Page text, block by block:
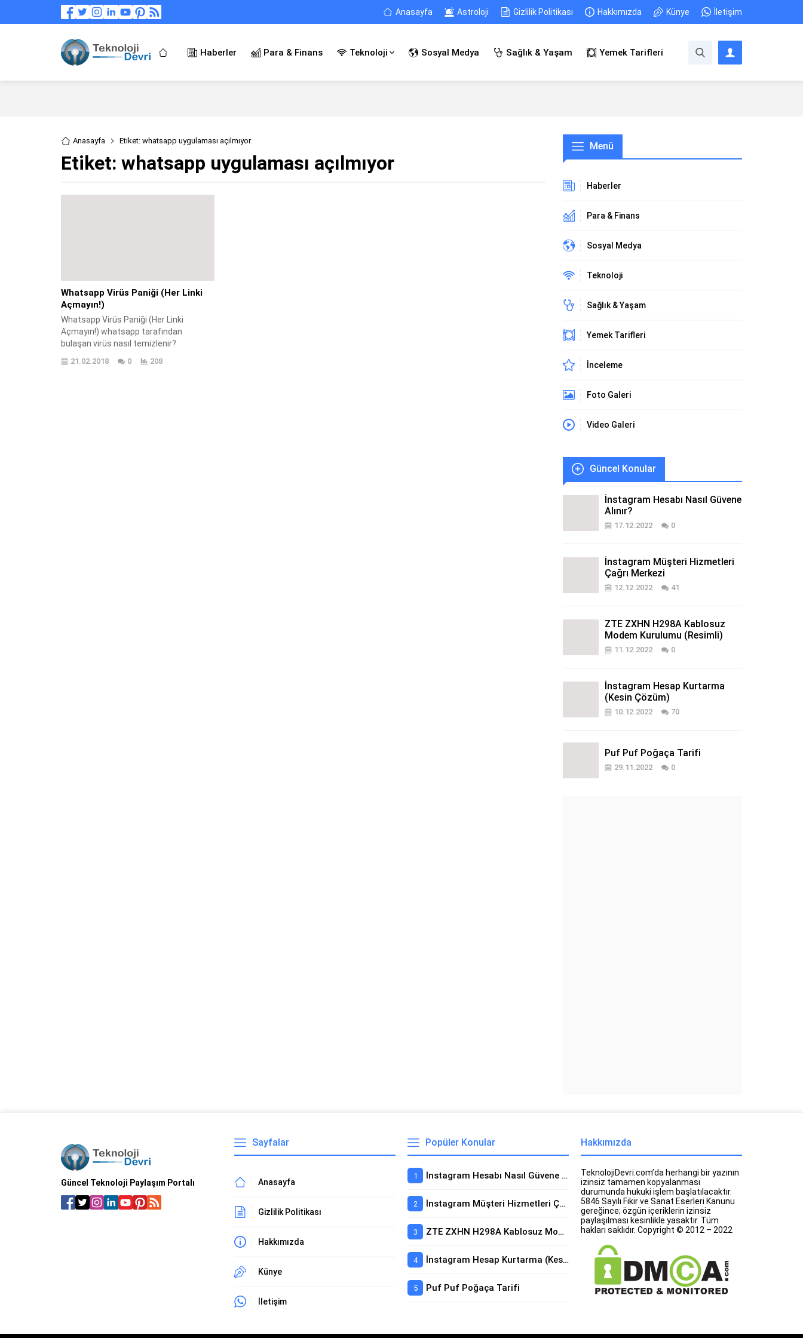
Anasayfa Astroloji Gizlilik Politikası Hakkımızda Künye İletişim
Haberler Para & Finans Teknoloji Sosyal Medya Sağlık & Yaşam Yemek Tarifleri
Anasayfa Etiket: whatsapp uygulaması açılmıyor
Etiket: whatsapp uygulaması açılmıyor
Whatsapp Virüs Paniği (Her Linki
Açmayın!)
Whatsapp Virüs Paniği (Her Linki
Açmayın!) whatsapp tarafından
bulaşan virüs nasıl temizlenir?
Whatsapp uygulamasında gelen desen
mesajına tıkladım telefonum açılmıyor?
21.02.2018 0 208
Menü
Haberler
Para & Finans
Sosyal Medya
Teknoloji
Sağlık & Yaşam
Yemek Tarifleri
İnceleme
Foto Galeri
Video Galeri
Güncel Konular
İnstagram Hesabı Nasıl Güvene
Alınır?
17.12.2022 0
İnstagram Müşteri Hizmetleri
Çağrı Merkezi
12.12.2022 41
ZTE ZXHN H298A Kablosuz
Modem Kurulumu (Resimli)
11.12.2022 0
İnstagram Hesap Kurtarma
(Kesin Çözüm)
10.12.2022 70
Puf Puf Poğaça Tarifi
29.11.2022 0
Güncel Teknoloji Paylaşım Portalı
Sayfalar
Anasayfa
Gizlilik Politikası
Hakkımızda
Künye
İletişim
Popüler Konular
İnstagram Hesabı Nasıl Güvene Alınır?
İnstagram Müşteri Hizmetleri Çağrı Merkezi
ZTE ZXHN H298A Kablosuz Modem Kurulumu (Resimli)
İnstagram Hesap Kurtarma (Kesin Çözüm)
Puf Puf Poğaça Tarifi
Hakkımızda
TeknolojiDevri.com’da herhangi bir yazının
izinsiz tamamen kopyalanması
durumunda hukuki işlem başlatılacaktır.
5846 Sayılı Fikir ve Sanat Eserleri Kanunu
gereğince; özgün içeriklerin izinsiz
paylaşılması kesinlikle yasaktır. Tüm
hakları saklıdır. Copyright © 2012 – 2022